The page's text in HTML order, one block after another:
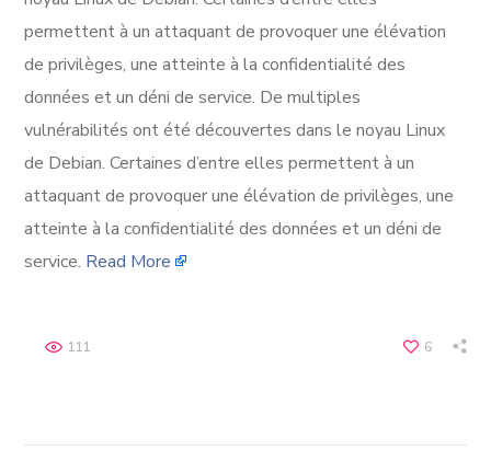
permettent à un attaquant de provoquer une élévation
de privilèges, une atteinte à la confidentialité des
données et un déni de service. De multiples
vulnérabilités ont été découvertes dans le noyau Linux
de Debian. Certaines d’entre elles permettent à un
attaquant de provoquer une élévation de privilèges, une
atteinte à la confidentialité des données et un déni de
service. Read More
6
111